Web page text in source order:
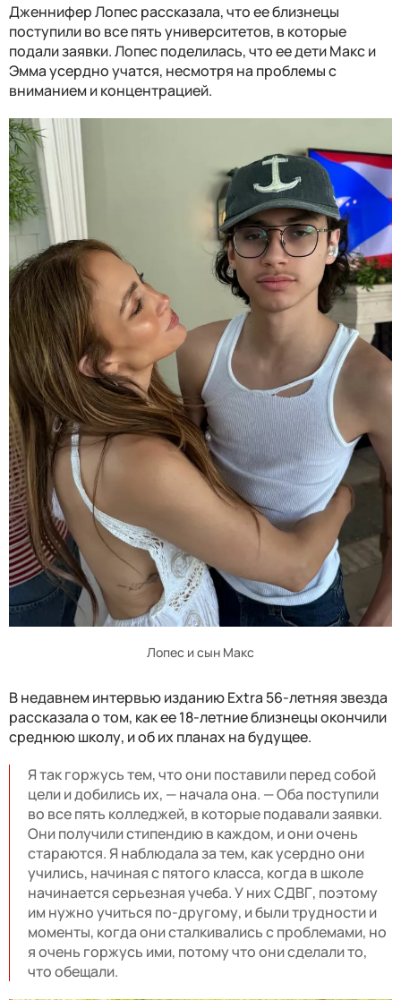
Дженнифер Лопес рассказала, что ее близнецы
поступили во все пять университетов, в которые
подали заявки. Лопес поделилась, что ее дети Макс и
Эмма усердно учатся, несмотря на проблемы с
вниманием и концентрацией.
Лопес и сын Макс
В недавнем интервью изданию Extra 56-летняя звезда
рассказала о том, как ее 18-летние близнецы окончили
среднюю школу, и об их планах на будущее.
Я так горжусь тем, что они поставили перед собой
цели и добились их, — начала она. — Оба поступили
во все пять колледжей, в которые подавали заявки.
Они получили стипендию в каждом, и они очень
стараются. Я наблюдала за тем, как усердно они
учились, начиная с пятого класса, когда в школе
начинается серьезная учеба. У них СДВГ, поэтому
им нужно учиться по-другому, и были трудности и
моменты, когда они сталкивались с проблемами, но
я очень горжусь ими, потому что они сделали то,
что обещали.